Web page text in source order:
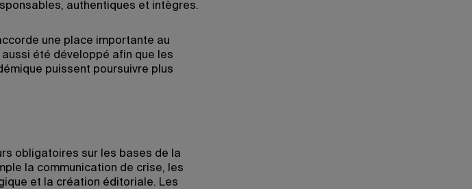
authentiques et intègres.
une place importante au
été développé afin que les
puissent poursuivre plus
obligatoires sur les bases de la
la communication de crise, les
et la création éditoriale. Les